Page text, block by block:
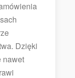
Dzięki
nawet